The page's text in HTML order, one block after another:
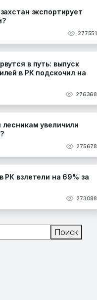
экспортирует
277551
в путь: выпуск
в РК подскочил на
276368
увеличили
275678
РК взлетели на 69% за
273088
Поиск